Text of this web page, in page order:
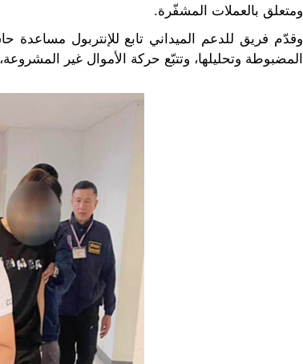
ومتعلق بالعملات المشفّرة.
وقدّم فريق للدعم الميداني تابع للإنتربول مساعدة
المضبوطة وتحليلها، وتتبّع حركة الأموال غير